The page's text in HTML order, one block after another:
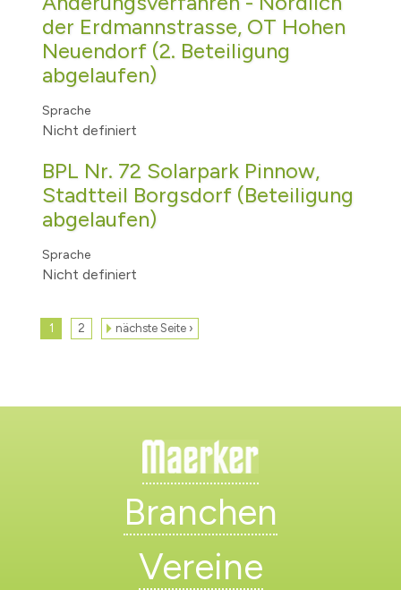
der Erdmannstrasse, OT Hohen
Neuendorf (2. Beteiligung
abgelaufen)
Sprache
Nicht definiert
BPL Nr. 72 Solarpark Pinnow,
Stadtteil Borgsdorf (Beteiligung
abgelaufen)
Sprache
Nicht definiert
1 2 nächste Seite ›
Branchen
Vereine